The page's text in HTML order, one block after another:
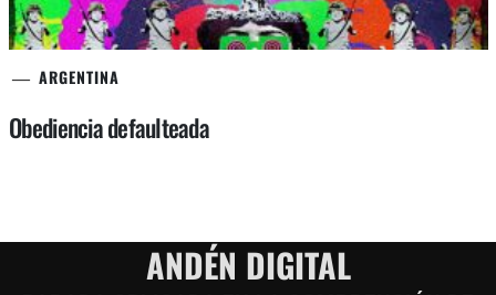
ARGENTINA
Obediencia defaulteada
ANDÉN DIGITAL